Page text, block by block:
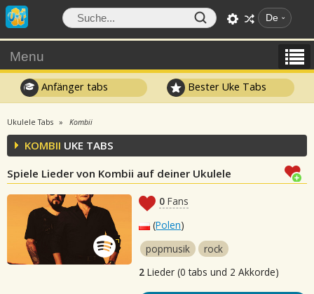
De
Menu
Anfänger tabs Bester Uke Tabs
Ukulele Tabs Kombii
KOMBII UKE TABS
Spiele Lieder von Kombii auf deiner Ukulele
0 Fans
(Polen)
popmusik
rock
2 Lieder (0 tabs und 2 Akkorde)